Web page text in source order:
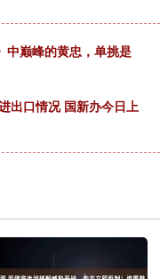
中巅峰的黄忠，单挑是
出口情况 国新办今日上